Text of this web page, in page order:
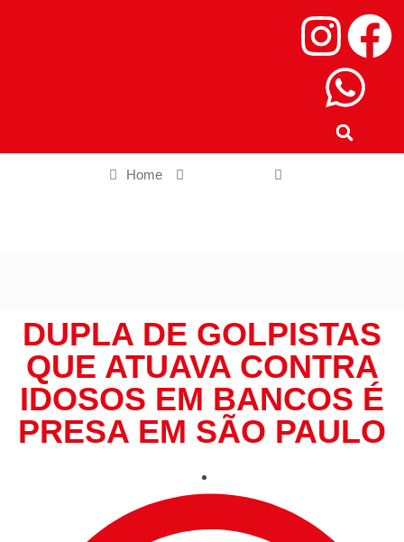
Home
DUPLA DE GOLPISTAS
QUE ATUAVA CONTRA
IDOSOS EM BANCOS É
PRESA EM SÃO PAULO